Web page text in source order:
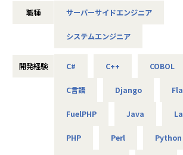
・幅広いプロジェクトをご用意！さまざまな
・研修制度や経験豊富な先輩エンジニアが多
・エンジニア専任のサポート担当が常駐。
の実現実績有！
→ 業務システムの開発、設計の案件へアサ
・設計～開発を担当
※営業担当はエンジニア単価を上げることを
意欲があれば積極的に上位工程にチャレン
・ヘルスケア領域・FA領域でのAI研究開発／
開発／Unity、Java、C#
職種 サーバーサイドエンジニア
システムエンジニア
開発経験 C# C++ COBOL
C言語 Django
FuelPHP Java
PHP Perl Python